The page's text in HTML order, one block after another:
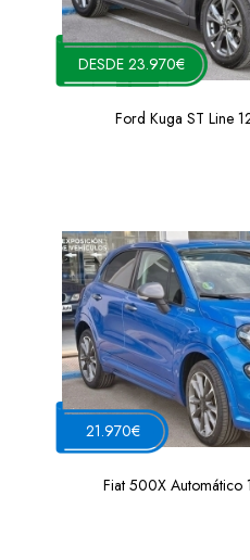
DESDE 23.970€
Ford Kuga ST Line
21.970€
Fiat 500X